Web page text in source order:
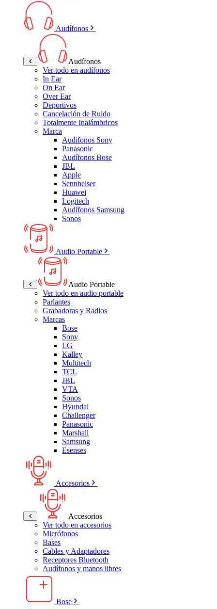
Audífonos
Audífonos
Ver todo en audífonos
In Ear
On Ear
Over Ear
Deportivos
Cancelación de Ruido
Totalmente Inalámbricos
Marca
Audifonos Sony
Panasonic
Audífonos Bose
JBL
Apple
Sennheiser
Huawei
Logitech
Audífonos Samsung
Sonos
Audio Portable
Audio Portable
Ver todo en audio portable
Parlantes
Grabadoras y Radios
Marcas
Bose
Sony
LG
Kalley
Multitech
TCL
JBL
VTA
Sonos
Hyundai
Challenger
Panasonic
Marshall
Samsung
Esenses
Accesorios
Accesorios
Ver todo en accesorios
Micrófonos
Bases
Cables y Adaptadores
Receptores Bluetooth
Audífonos y manos libres
Bose